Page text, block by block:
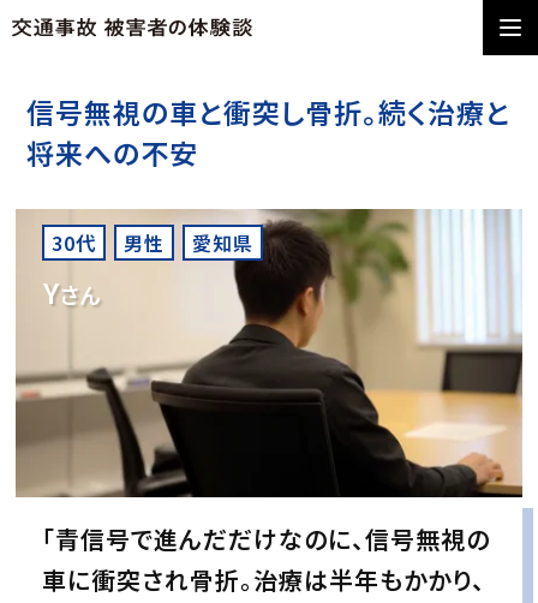
信号無視の車と衝突し骨折。続く治療と
将来への不安
30代 男性 愛知県
Yさん
「青信号で進んだだけなのに、信号無視の
車に衝突され骨折。治療は半年もかかり、